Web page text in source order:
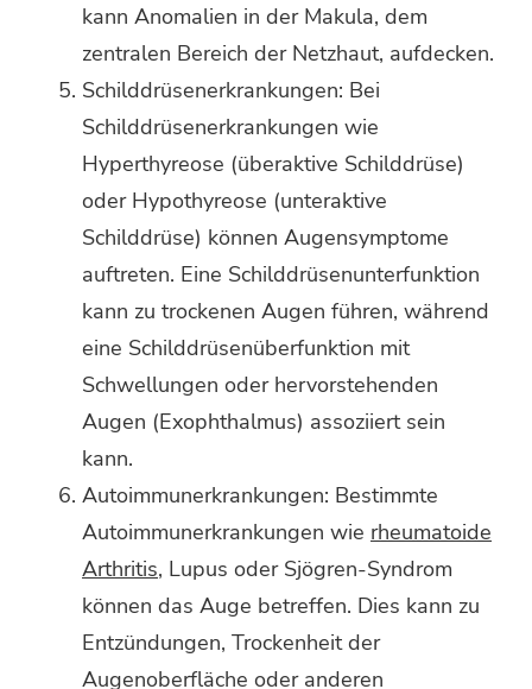
kann Anomalien in der Makula, dem
zentralen Bereich der Netzhaut, aufdecken.
Schilddrüsenerkrankungen: Bei
Schilddrüsenerkrankungen wie
Hyperthyreose (überaktive Schilddrüse)
oder Hypothyreose (unteraktive
Schilddrüse) können Augensymptome
auftreten. Eine Schilddrüsenunterfunktion
kann zu trockenen Augen führen, während
eine Schilddrüsenüberfunktion mit
Schwellungen oder hervorstehenden
Augen (Exophthalmus) assoziiert sein
kann.
Autoimmunerkrankungen: Bestimmte
Autoimmunerkrankungen wie rheumatoide
Arthritis, Lupus oder Sjögren-Syndrom
können das Auge betreffen. Dies kann zu
Entzündungen, Trockenheit der
Augenoberfläche oder anderen